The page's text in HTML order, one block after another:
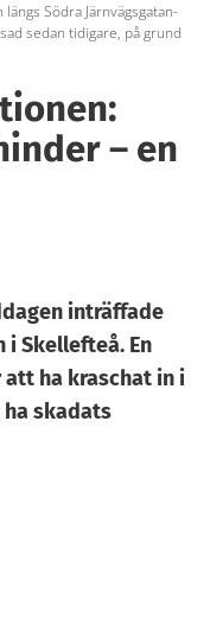
Södra Järnvägsgatan-
sedan tidigare, på grund
– en
inträffade
Skellefteå. En
ha kraschat in i
skadats